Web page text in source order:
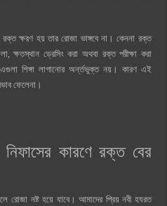
রক্ত ক্ষরণ হয় তার রোজা ভাঙ্গবে না। কেননা রক্ত
ক্ষতস্থান ড্রেসিং করা অথবা রক্ত পরীক্ষা করা
এগুলা শিঙ্গা লাগানোর অর্ন্তভুক্ত নয়। কারণ এই
ফেলেনা।
কারণে রক্ত বের
রোজা নষ্ট হয়ে যাবে। আমাদের প্রিয় নবী হযরত